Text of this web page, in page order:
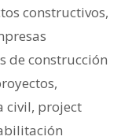
constructivos,
de construcción
,
civil, project